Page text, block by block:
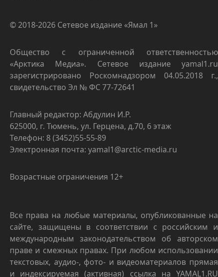
© 2018-2026 Сетевое издание «Ямал 1»
Общество с ограниченной ответственностью
«Арктика Медиа». Сетевое издание yamal1.ru
зарегистрировано Роскомнадзором 04.05.2018 г.,
свидетельство Эл № ФС 77-72641
Главный редактор: Абдулин И.Р.
625000, г. Тюмень, ул. Герцена, д.70, 6 этаж
Телефон: 8 (3452)55-55-89
Электронная почта: yamal1@arctic-media.ru
Возрастные ограничения 12+
Все права на любые материалы, опубликованные на
сайте, защищены в соответствии с российским и
международным законодательством об авторском
праве и смежных правах. При любом использовании
текстовых, аудио-, фото- и видеоматериалов прямая
и индексируемая (активная) ссылка на YAMAL1.RU